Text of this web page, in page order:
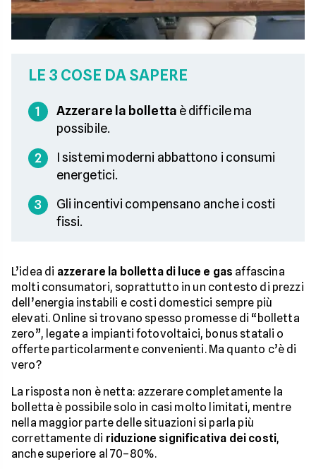
LE 3 COSE DA SAPERE
1 Azzerare la bolletta è difficile ma
possibile.
2
I sistemi moderni abbattono i consumi
energetici.
3
Gli incentivi compensano anche i costi
fissi.
L’idea di azzerare la bolletta di luce e gas affascina
molti consumatori, soprattutto in un contesto di prezzi
dell’energia instabili e costi domestici sempre più
elevati. Online si trovano spesso promesse di “bolletta
zero”, legate a impianti fotovoltaici, bonus statali o
offerte particolarmente convenienti. Ma quanto c’è di
vero?
La risposta non è netta: azzerare completamente la
bolletta è possibile solo in casi molto limitati, mentre
nella maggior parte delle situazioni si parla più
correttamente di riduzione significativa dei costi,
anche superiore al 70–80%.